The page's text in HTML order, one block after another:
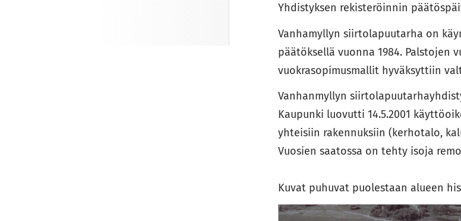
Yhdistyksen rekisteröinnin
Vanhamyllyn siirtolapuutarha on
päätöksellä vuonna 1984. Palstojen
vuokrasopimusmallit hyväksyttiin
Vanhanmyllyn
Kaupunki luovutti 14.5.2001
yhteisiin rakennuksiin (kerhotalo,
Vuosien saatossa on tehty isoja
Kuvat puhuvat puolestaan alueen